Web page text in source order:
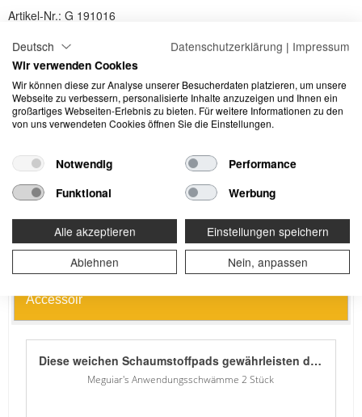
Artikel-Nr.: G 191016
Verfügbar:
- +
Wiederholter Kontakt kann zu spröder oder rissiger Haut
führen.
Enthält (Name des sensibilisierenden Stoffes). Kann
allergische Reaktionen hervorrufen.
Accessoir
Diese weichen Schaumstoffpads gewährleisten durch ihre feine Zellstruktur die sichere und gleichmäßige Pflegemittelverarbeitung auf einer Vielzahl von Oberflächen. Hergestellt aus widerstandsfähigem Schaumstoff, erzeugen die an ihrer äußersten Kante laminierten Pads eine besonders effektive Verarbeitung von Wachsen und Polituren. Langlebig, formstabil und maschinenwaschbar. Nicht für Schleudergang geeignet.
Meguiar's Anwendungsschwämme 2 Stück
Deutsch Datenschutzerklärung | Impressum
Wir verwenden Cookies
Wir können diese zur Analyse unserer Besucherdaten platzieren, um unsere
Webseite zu verbessern, personalisierte Inhalte anzuzeigen und Ihnen ein
großartiges Webseiten-Erlebnis zu bieten. Für weitere Informationen zu den
von uns verwendeten Cookies öffnen Sie die Einstellungen.
Notwendig
Performance
Funktional
Werbung
Alle akzeptieren
Einstellungen speichern
Ablehnen
Nein, anpassen